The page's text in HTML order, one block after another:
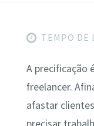
TEMPO DE
A precificação
freelancer.
afastar